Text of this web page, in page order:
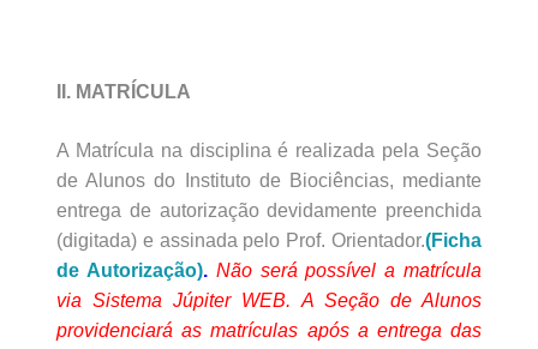
II. MATRÍCULA
A Matrícula na disciplina é realizada pela Seção
de Alunos do Instituto de Biociências, mediante
entrega de autorização devidamente preenchida
(digitada) e assinada pelo Prof. Orientador.(Ficha
de Autorização). Não será possível a matrícula
via Sistema Júpiter WEB. A Seção de Alunos
providenciará as matrículas após a entrega das